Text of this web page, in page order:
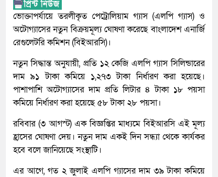
ভোক্তাপর্যায়ে তরলীকৃত পেট্রোলিয়াম গ্যাস (এলপি গ্যাস) ও
অটোগ্যাসের নতুন বিক্রয়মূল্য ঘোষণা করেছে বাংলাদেশ এনার্জি
রেগুলেটরি কমিশন (বিইআরসি)।
নতুন সিদ্ধান্ত অনুযায়ী, প্রতি ১২ কেজি এলপি গ্যাস সিলিন্ডারের
দাম ৯১ টাকা কমিয়ে ১,২৭৩ টাকা নির্ধারণ করা হয়েছে।
পাশাপাশি অটোগ্যাসের দাম প্রতি লিটার ৪ টাকা ১৮ পয়সা
কমিয়ে নির্ধারণ করা হয়েছে ৫৮ টাকা ২৮ পয়সা।
রবিবার (৩ আগস্ট) এক বিজ্ঞপ্তির মাধ্যমে বিইআরসি এই মূল্য
হ্রাসের ঘোষণা দেয়। নতুন দাম একই দিন সন্ধ্যা থেকে কার্যকর
হবে বলে জানিয়েছে সংস্থাটি।
এর আগে, গত ২ জুলাই এলপি গ্যাসের দাম ৩৯ টাকা কমিয়ে